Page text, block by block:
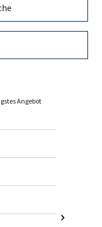
Angebot